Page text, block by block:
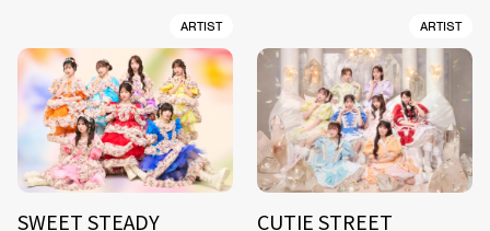
ARTIST
SWEET STEADY
ARTIST
CUTIE STREET